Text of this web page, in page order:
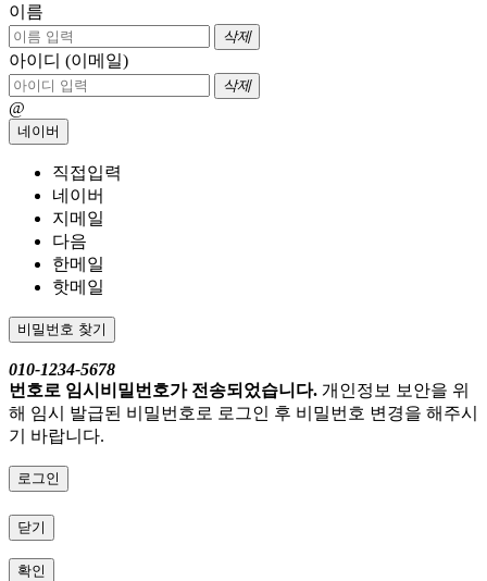
이름
삭제
아이디 (이메일)
삭제
@
네이버
직접입력
네이버
지메일
다음
한메일
핫메일
비밀번호 찾기
010-1234-5678
번호로 임시비밀번호가 전송되었습니다. 개인정보 보안을 위
해 임시 발급된 비밀번호로 로그인 후 비밀번호 변경을 해주시
기 바랍니다.
로그인
닫기
확인